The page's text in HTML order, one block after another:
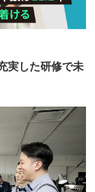
実した研修で未